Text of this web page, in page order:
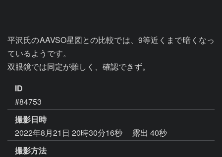
平沢氏のAAVSO星図との比較では、9等近くまで暗くなっ
ているようです。
双眼鏡では同定が難しく、確認できず。
ID
#84753
撮影日時
2022年8月21日 20時30分16秒
露出 40秒
撮影方法